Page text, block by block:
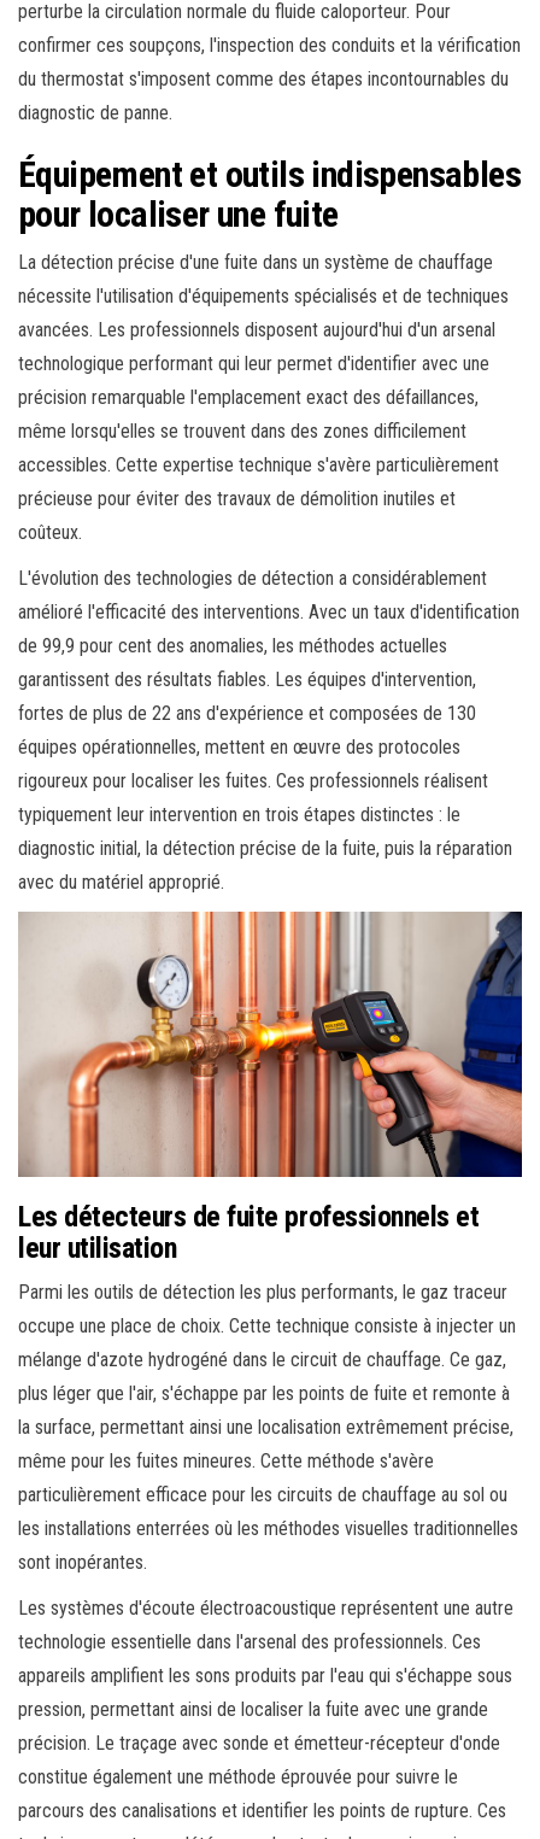
perturbe la circulation normale du fluide caloporteur. Pour
confirmer ces soupçons, l'inspection des conduits et la vérification
du thermostat s'imposent comme des étapes incontournables du
diagnostic de panne.
Équipement et outils indispensables
pour localiser une fuite
La détection précise d'une fuite dans un système de chauffage
nécessite l'utilisation d'équipements spécialisés et de techniques
avancées. Les professionnels disposent aujourd'hui d'un arsenal
technologique performant qui leur permet d'identifier avec une
précision remarquable l'emplacement exact des défaillances,
même lorsqu'elles se trouvent dans des zones difficilement
accessibles. Cette expertise technique s'avère particulièrement
précieuse pour éviter des travaux de démolition inutiles et
coûteux.
L'évolution des technologies de détection a considérablement
amélioré l'efficacité des interventions. Avec un taux d'identification
de 99,9 pour cent des anomalies, les méthodes actuelles
garantissent des résultats fiables. Les équipes d'intervention,
fortes de plus de 22 ans d'expérience et composées de 130
équipes opérationnelles, mettent en œuvre des protocoles
rigoureux pour localiser les fuites. Ces professionnels réalisent
typiquement leur intervention en trois étapes distinctes : le
diagnostic initial, la détection précise de la fuite, puis la réparation
avec du matériel approprié.
Les détecteurs de fuite professionnels et
leur utilisation
Parmi les outils de détection les plus performants, le gaz traceur
occupe une place de choix. Cette technique consiste à injecter un
mélange d'azote hydrogéné dans le circuit de chauffage. Ce gaz,
plus léger que l'air, s'échappe par les points de fuite et remonte à
la surface, permettant ainsi une localisation extrêmement précise,
même pour les fuites mineures. Cette méthode s'avère
particulièrement efficace pour les circuits de chauffage au sol ou
les installations enterrées où les méthodes visuelles traditionnelles
sont inopérantes.
Les systèmes d'écoute électroacoustique représentent une autre
technologie essentielle dans l'arsenal des professionnels. Ces
appareils amplifient les sons produits par l'eau qui s'échappe sous
pression, permettant ainsi de localiser la fuite avec une grande
précision. Le traçage avec sonde et émetteur-récepteur d'onde
constitue également une méthode éprouvée pour suivre le
parcours des canalisations et identifier les points de rupture. Ces